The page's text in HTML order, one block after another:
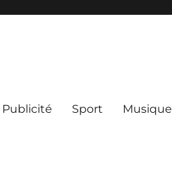
Publicité Sport Musique